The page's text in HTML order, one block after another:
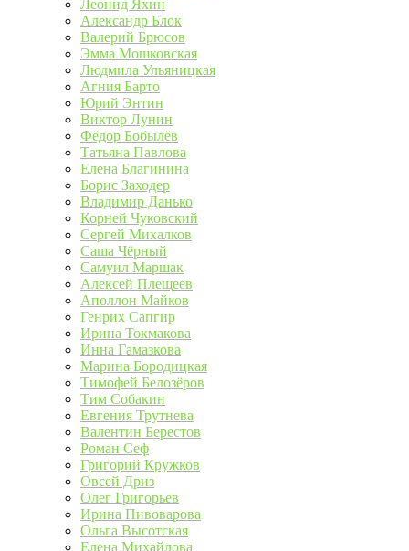
Леонид Яхин
Александр Блок
Валерий Брюсов
Эмма Мошковская
Людмила Ульяницкая
Агния Барто
Юрий Энтин
Виктор Лунин
Фёдор Бобылёв
Татьяна Павлова
Елена Благинина
Борис Заходер
Владимир Данько
Корней Чуковский
Сергей Михалков
Саша Чёрный
Самуил Маршак
Алексей Плещеев
Аполлон Майков
Генрих Сапгир
Ирина Токмакова
Инна Гамазкова
Марина Бородицкая
Тимофей Белозёров
Тим Собакин
Евгения Трутнева
Валентин Берестов
Роман Сеф
Григорий Кружков
Овсей Дриз
Олег Григорьев
Ирина Пивоварова
Ольга Высотская
Елена Михайлова